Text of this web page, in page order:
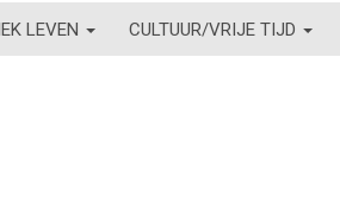
LEVEN CULTUUR/VRIJE TIJD